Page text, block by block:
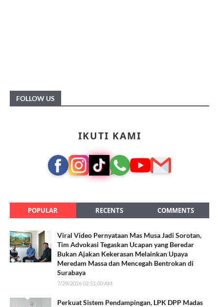
FOLLOW US
IKUTI KAMI
POPULAR RECENTS COMMENTS
Viral Video Pernyataan Mas Musa Jadi Sorotan,
Tim Advokasi Tegaskan Ucapan yang Beredar
Bukan Ajakan Kekerasan Melainkan Upaya
Meredam Massa dan Mencegah Bentrokan di
Surabaya
7/29/2026 03:51:00 AM
Perkuat Sistem Pendampingan, LPK DPP Madas